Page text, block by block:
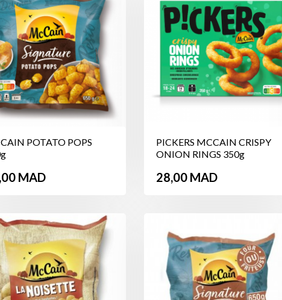
POTATO POPS
MAD
PICKERS MCCAIN CRISPY
ONION RINGS 350g
Prix
28,00 MAD